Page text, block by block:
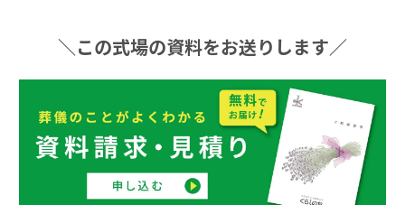
＼この式場の資料をお送りします／